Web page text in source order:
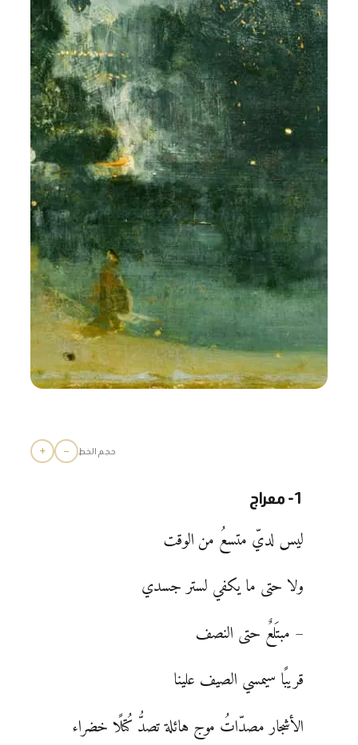
حجم الخط −
+
1- معراج
ليس لديّ متسعُ من الوقت
ولا حتى ما يكفي لستر جسدي
– مبتَلعٌ حتى النصف
قريبًا سيمسي الصيف علينا
الأشجار مصدّاتُ موج هائلة تصدُّ كُتلًا خضراء